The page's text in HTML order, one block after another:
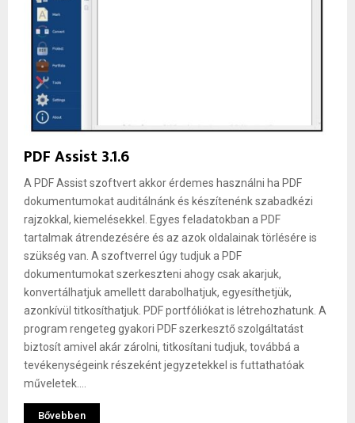
PDF Assist 3.1.6
A PDF Assist szoftvert akkor érdemes használni ha PDF
dokumentumokat auditálnánk és készítenénk szabadkézi
rajzokkal, kiemelésekkel. Egyes feladatokban a PDF
tartalmak átrendezésére és az azok oldalainak törlésére is
szükség van. A szoftverrel úgy tudjuk a PDF
dokumentumokat szerkeszteni ahogy csak akarjuk,
konvertálhatjuk amellett darabolhatjuk, egyesíthetjük,
azonkívül titkosíthatjuk. PDF portfóliókat is létrehozhatunk. A
program rengeteg gyakori PDF szerkesztő szolgáltatást
biztosít amivel akár zárolni, titkosítani tudjuk, továbbá a
tevékenységeink részeként jegyzetekkel is futtathatóak
műveletek....
Bővebben